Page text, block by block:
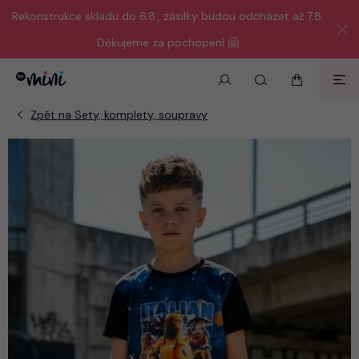
Rekonstrukce skladu do 6.8., zásilky budou odcházet až 7.8.
Děkujeme za pochopení 🤗